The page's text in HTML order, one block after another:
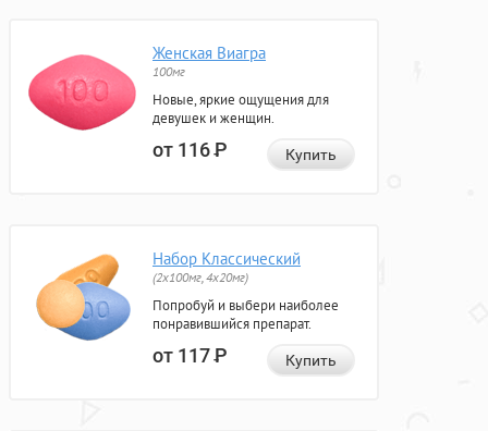
Женская Виагра
100мг
Новые, яркие ощущения для
девушек и женщин.
от 116Р Купить
Набор Классический
(2x100мг, 4x20мг)
Попробуй и выбери наиболее
понравившийся препарат.
от 117Р Купить